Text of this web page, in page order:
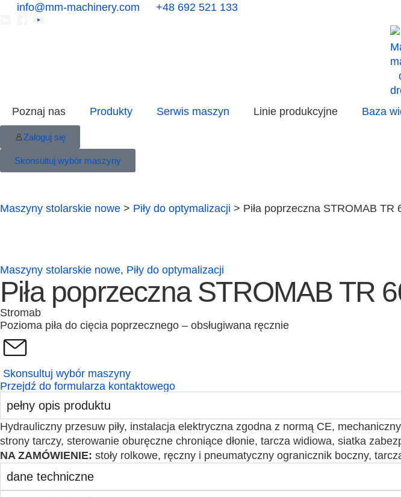
info@mm-machinery.com +48 692 521 133
Poznaj nas Produkty Serwis maszyn Linie produkcyjne Baza
Zaloguj się
Skonsultuj wybór maszyny
Maszyny stolarskie nowe > Piły do optymalizacji > Piła poprzeczna STROMAB TR
Maszyny stolarskie nowe, Piły do optymalizacji
Piła poprzeczna STROMAB TR
Stromab
Pozioma piła do cięcia poprzecznego – obsługiwana ręcznie
Skonsultuj wybór maszyny
Przejdź do formularza kontaktowego
pełny opis produktu
Hydrauliczny przesuw piły, instalacja elektryczna zgodna z normą CE,
strony tarczy, sterowanie oburęczne chroniące dłonie, tarcza widiowa, siatka
NA ZAMÓWIENIE: stoły rolkowe, ręczny i pneumatyczny ogranicznik boczny,
dane techniczne